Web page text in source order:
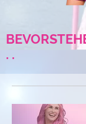
. .